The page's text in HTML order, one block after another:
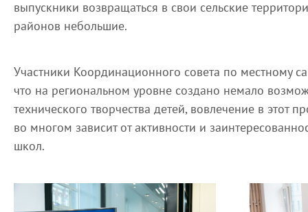
выпускники возвращаться в свои сельские
районов небольшие.
Участники Координационного совета по местному
что на региональном уровне создано немало
технического творчества детей, вовлечение в этот
во многом зависит от активности и
школ.